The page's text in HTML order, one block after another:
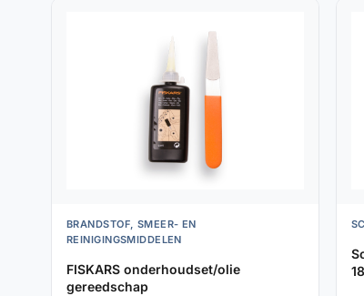
BRANDSTOF, SMEER- EN
REINIGINGSMIDDELEN
FISKARS onderhoudset/olie
gereedschap